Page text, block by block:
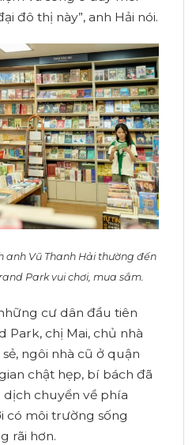
đô thị này”, anh Hải nói.
anh Vũ Thanh Hải thường đến
Park vui chơi, mua sắm.
cư dân đầu tiên
Park, chị Mai, chủ nhà
ngôi nhà cũ ở quận
chật hẹp, bí bách đã
chuyển về phía
có môi trường sống
rãi hơn.